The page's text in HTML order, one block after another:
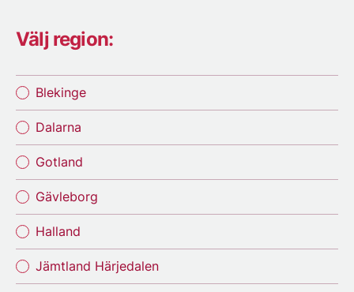
Välj region:
Blekinge
Dalarna
Gotland
Gävleborg
Halland
Jämtland Härjedalen